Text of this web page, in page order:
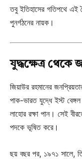
তবু ইতিহাসের গতিপথে এই
পুনর্গঠনের নায়ক।
যুদ্ধক্ষেত্র থেকে
জিয়াউর রহমানের
পাক-ভারত যুদ্ধে ইস্ট বেঙ্গল
লাহোর রক্ষা পান। সেই
পদকে ভূষিত করে।
ছয় বছর পর, ১৯৭১ সালে,